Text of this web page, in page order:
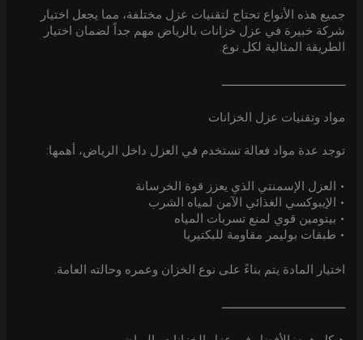
جميع هذه الأنواع تحتاج لتقنيات عزل مختلفة، مما يجعل اختيار
شركة خبيرة في عزل خزانات بالرياض مهم جداً لضمان اختيار
الطريقة المثالية لكل نوع.
ــــــــــــــــــــــــــــــــــــــ
مواد وتقنيات عزل الخزانات
توجد عدة مواد فعالة تستخدم في العزل داخل الرياض، أهمها:
• العزل الإسمنتي الذي يعزز قوة الخرسانة
• الإيبوكسي الغذائي الآمن لمياه الشرب
• بيتومين قوي لمنع تسربات المياه
• طبقات بوليمر مقاومة للبكتيريا
اختيار المادة يتم بناءً على نوع الخزان وعمره وحالته العامة.
ــــــــــــــــــــــــــــــــــــــ